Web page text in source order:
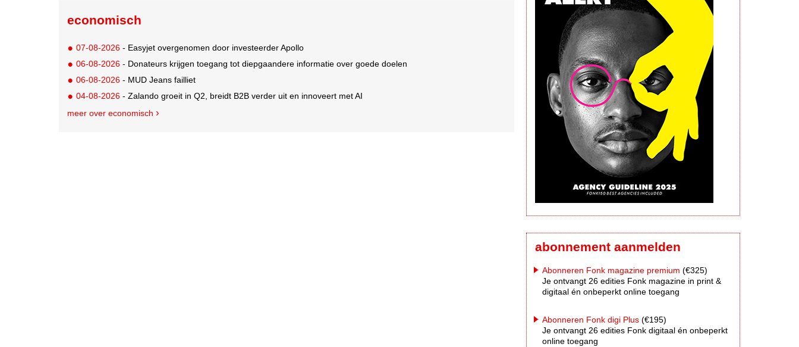
economisch
07-08-2026 - Easyjet overgenomen door investeerder Apollo
06-08-2026 - Donateurs krijgen toegang tot diepgaandere informatie over goede doelen
06-08-2026 - MUD Jeans failliet
04-08-2026 - Zalando groeit in Q2, breidt B2B verder uit en innoveert met AI
meer over economisch
abonnement aanmelden
Abonneren Fonk magazine premium (€325)
Je ontvangt 26 edities Fonk magazine in print &
digitaal én onbeperkt online toegang
Abonneren Fonk digi Plus (€195)
Je ontvangt 26 edities Fonk digitaal én onbeperkt
online toegang